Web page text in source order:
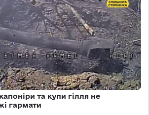
та купи гілля не
гармати